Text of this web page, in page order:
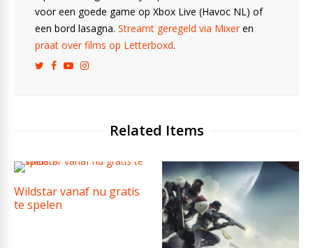
voor een goede game op Xbox Live (Havoc NL) of
een bord lasagna. Streamt geregeld via Mixeren
praat over films op Letterboxd.
Related Items
Wildstar vanaf nu gratis
te spelen